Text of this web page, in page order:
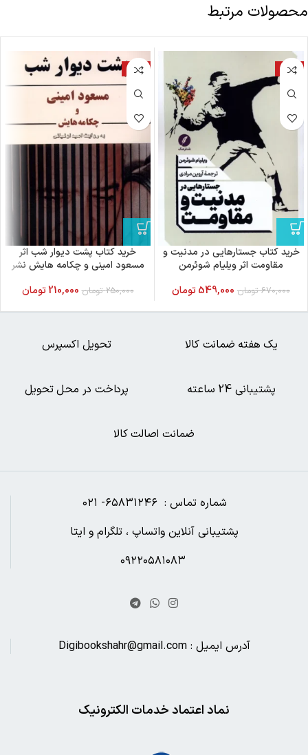
محصولات مرتبط
-18%
خرید کتاب جستارهایی در مدنیت و
مقاومت اثر ویلیام شوئرمن
670,000 تومان 549,000تومان
-16%
خرید کتاب پشت دیوار شب اثر
مسعود امینی و چکامه هایش نشر
250,000 تومان 210,000 تومان
ضمانت اصالت کالا
پرداخت در محل تحویل پشتیبانی 24 ساعته
تحویل اکسپرس یک هفته ضمانت کالا
شماره تماس : ۶۵۸۳۱۲۴۶- ۰۲۱
پشتیبانی آنلاین واتساپ ، تلگرام و ایتا
آدرس ایمیل : Digibookshahr@gmail.com
نماد اعتماد خدمات الکترونیک